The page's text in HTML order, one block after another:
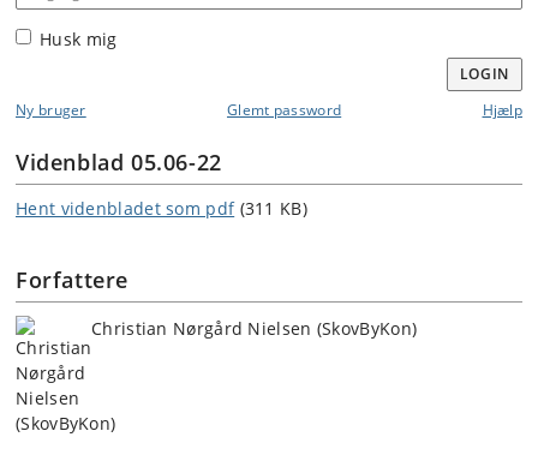
Husk mig
LOGIN
Ny bruger
Glemt password Hjælp
Videnblad 05.06-22
Hent videnbladet som pdf (311 KB)
Forfattere
Christian Nørgård Nielsen (SkovByKon)